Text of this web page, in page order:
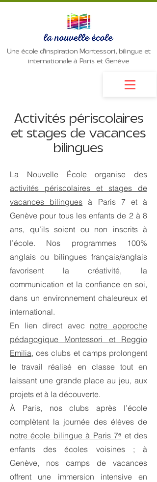
Une école d'inspiration Montessori, bilingue et
internationale à Paris et Genève
Activités périscolaires
et stages de vacances
bilingues
La Nouvelle École organise des
activités périscolaires et stages de
vacances bilingues à Paris 7 et à
Genève pour tous les enfants de 2 à 8
ans, qu’ils soient ou non inscrits à
l’école. Nos programmes 100%
anglais ou bilingues français/anglais
favorisent la créativité, la
communication et la confiance en soi,
dans un environnement chaleureux et
international.​
En lien direct avec notre approche
pédagogique Montessori et Reggio
Emilia, ces clubs et camps prolongent
le travail réalisé en classe tout en
laissant une grande place au jeu, aux
projets et à la découverte.​
À Paris, nos clubs après l’école
complètent la journée des élèves de
notre école bilingue à Paris 7ᵉ et des
enfants des écoles voisines ; à
Genève, nos camps de vacances
offrent une immersion intensive en